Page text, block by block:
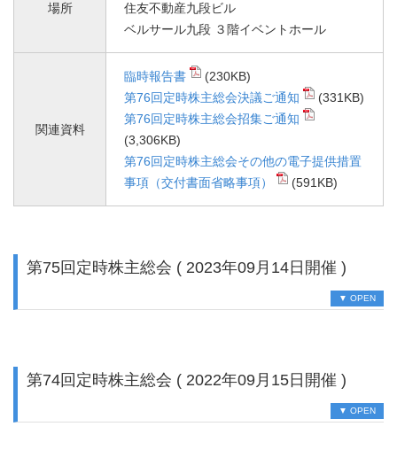
場所
住友不動産九段ビル
ベルサール九段 ３階イベントホール
関連資料
臨時報告書
(230KB)
第76回定時株主総会決議ご通知
(331KB)
第76回定時株主総会招集ご通知
(3,306KB)
第76回定時株主総会その他の電子提供措置
事項（交付書面省略事項）
(591KB)
第75回定時株主総会 ( 2023年09月14日開催 )
▼ OPEN
第74回定時株主総会 ( 2022年09月15日開催 )
▼ OPEN